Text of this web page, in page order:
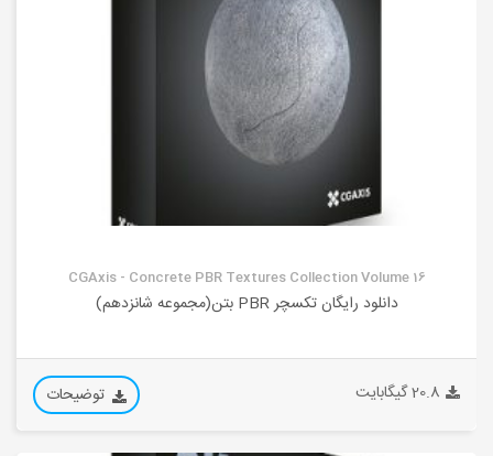
CGAxis - Concrete PBR Textures Collection Volume 16
دانلود رایگان تکسچر PBR بتن(مجموعه شانزدهم)
20.8 گیگابایت توضیحات